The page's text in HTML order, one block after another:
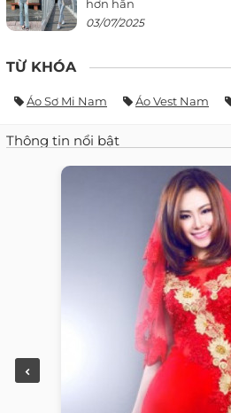
hơn hẳn
03/07/2025
TỪ KHÓA
Áo Sơ Mi Nam Áo Vest Nam
Thông tin nổi bật